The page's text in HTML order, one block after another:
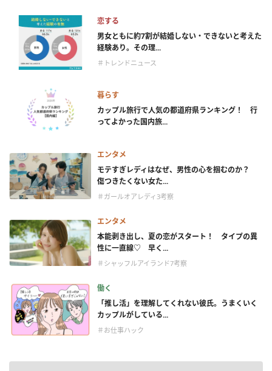
恋する
男女ともに約7割が結婚しない・できないと考えた
経験あり。その理...
＃トレンドニュース
暮らす
カップル旅行で人気の都道府県ランキング！ 行
ってよかった国内旅...
エンタメ
モテすぎレディはなぜ、男性の心を掴むのか？
傷つきたくない女た...
＃ガールオアレディ3考察
エンタメ
本能剥き出し、夏の恋がスタート！ タイプの異
性に一直線♡ 早く...
＃シャッフルアイランド7考察
働く
「推し活」を理解してくれない彼氏。うまくいく
カップルがしている...
＃お仕事ハック